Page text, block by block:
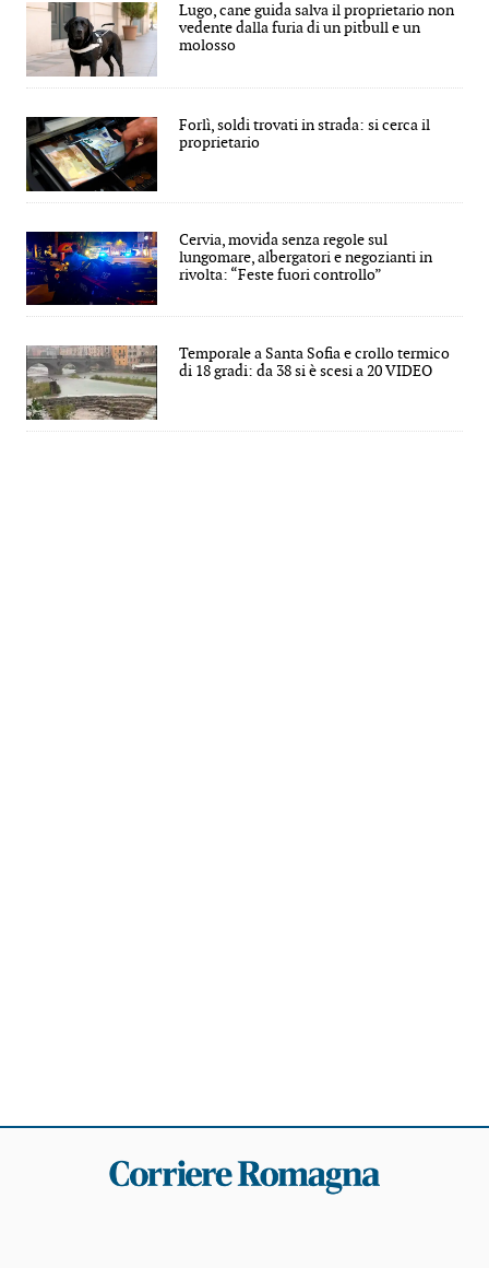
Lugo, cane guida salva il proprietario non
vedente dalla furia di un pitbull e un
molosso
Forlì, soldi trovati in strada: si cerca il
proprietario
Cervia, movida senza regole sul
lungomare, albergatori e negozianti in
rivolta: “Feste fuori controllo”
Temporale a Santa Sofia e crollo termico
di 18 gradi: da 38 si è scesi a 20 VIDEO